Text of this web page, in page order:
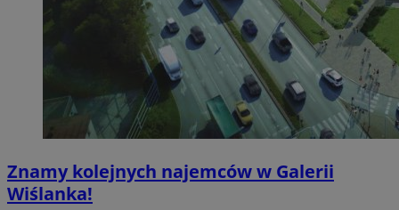
Znamy kolejnych najemców w Galerii
Wiślanka!